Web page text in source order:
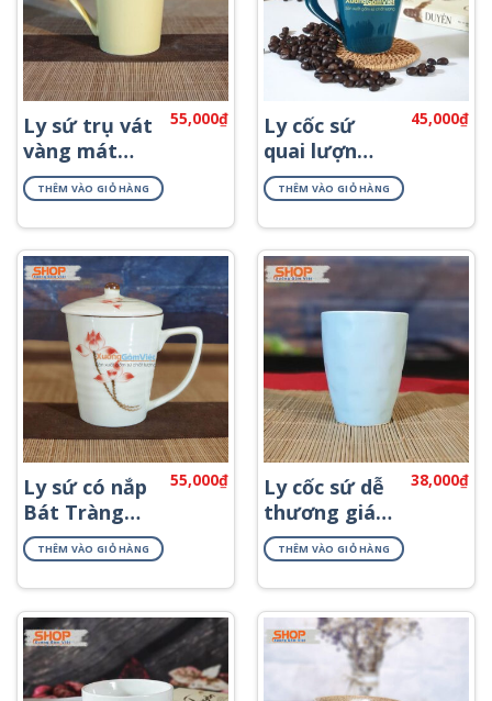
Ly sứ trụ vát
vàng mát
CSM-M24.3
55,000₫
THÊM VÀO GIỎ HÀNG
Ly cốc sứ
quai lượn
cao cấp CSM-
M57.2
45,000₫
THÊM VÀO GIỎ HÀNG
Ly sứ có nắp
Bát Tràng
cao cấp CSN-
M53
55,000₫
THÊM VÀO GIỎ HÀNG
Ly cốc sứ dễ
thương giá
rẻ CSM-
M26.11
38,000₫
THÊM VÀO GIỎ HÀNG